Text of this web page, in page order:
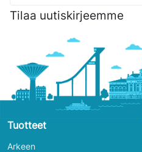
Tilaa uutiskirjeemme
Tuotteet
Arkeen